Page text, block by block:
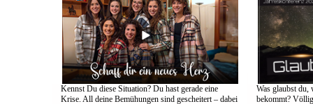
Kennst Du diese Situation? Du hast gerade eine
Krise. All deine Bemühungen sind gescheitert – dabei
Was glaubst du,
bekommt?